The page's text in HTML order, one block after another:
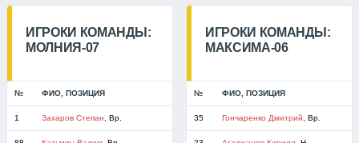
ИГРОКИ КОМАНДЫ:
МОЛНИЯ-07
№ ФИО, ПОЗИЦИЯ
1 Захаров Степан , Вр.
ИГРОКИ КОМАНДЫ:
МАКСИМА-06
№ ФИО, ПОЗИЦИЯ
35 Гончаренко Дмитрий , Вр.